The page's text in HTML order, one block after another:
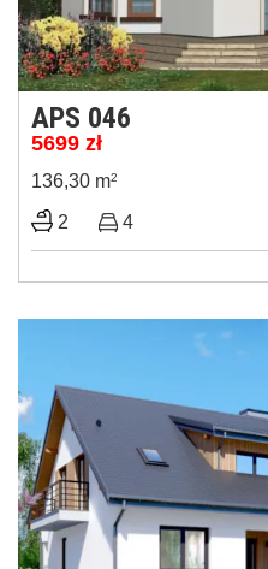
APS 046
5699 zł
136,30 m2
2 4